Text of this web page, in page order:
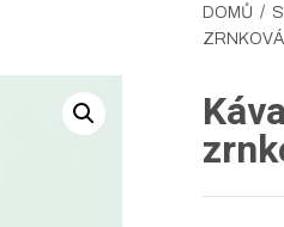
DOMŮ /
ZRNKOVÁ